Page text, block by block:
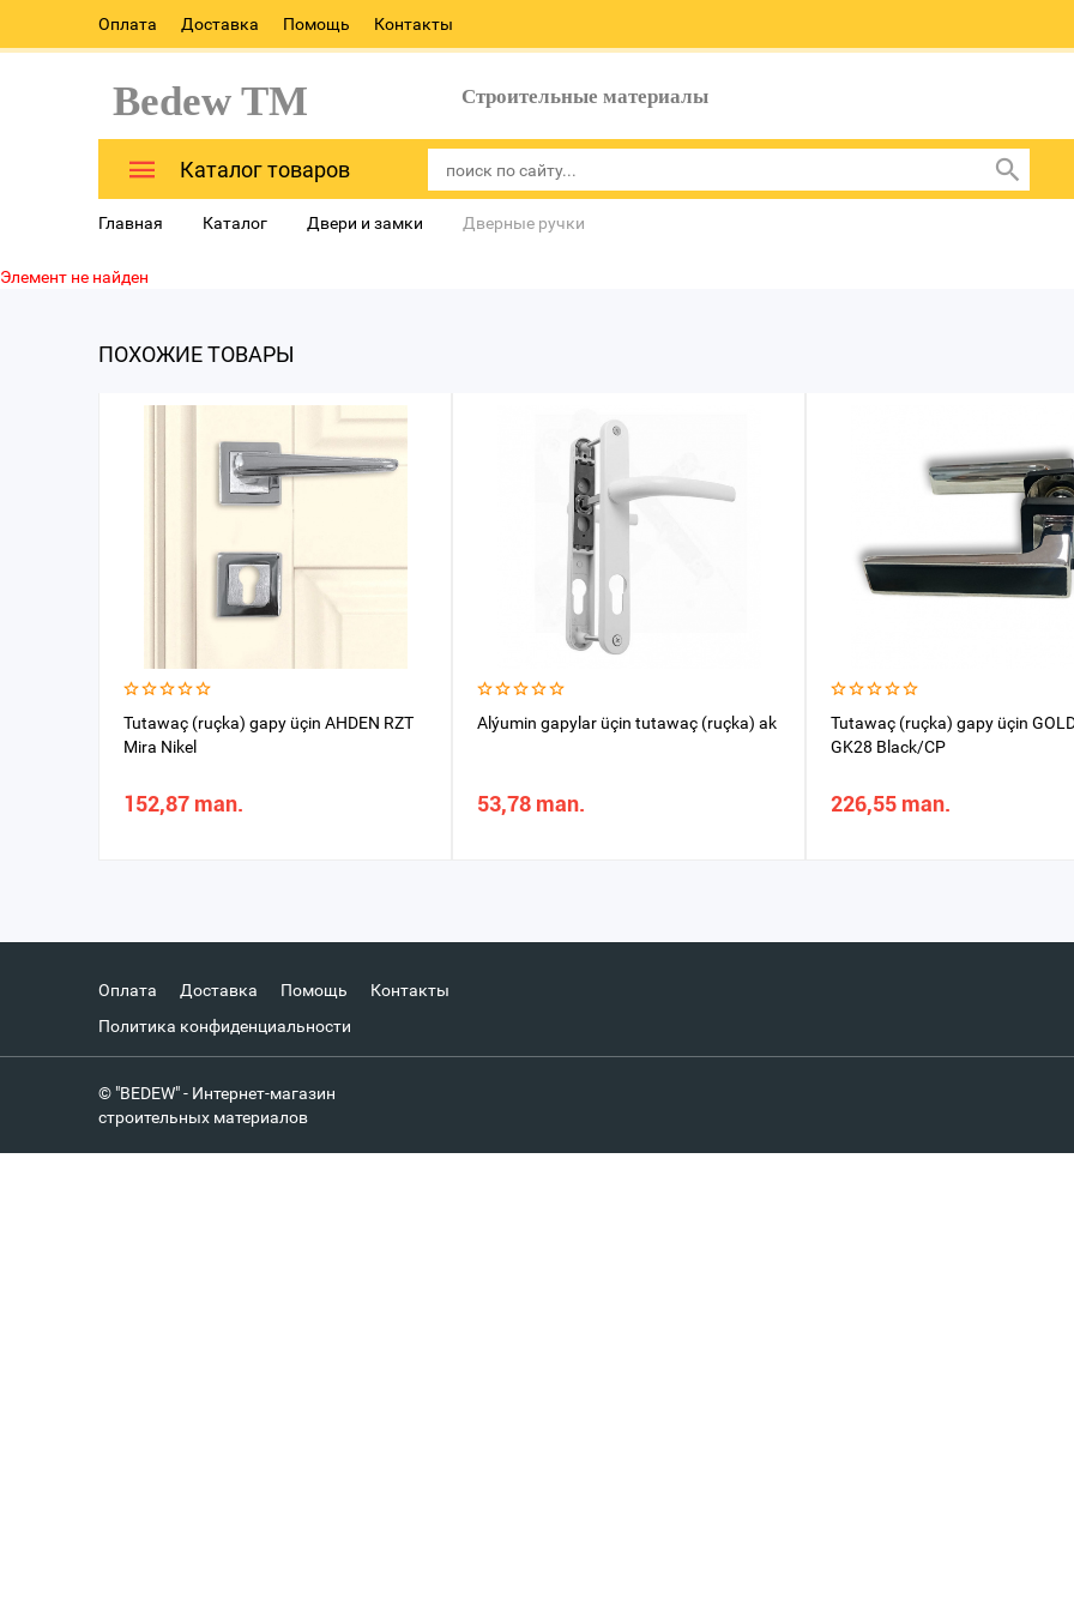
Оплата Доставка Помощь Контакты
Bedew TM Строительные материалы
Каталог товаров
Главная Каталог Двери и замки Дверные ручки
Элемент не найден
ПОХОЖИЕ ТОВАРЫ
Tutawaç (ruçka) gapy üçin AHDEN RZT
Mira Nikel
152,87 man.
Alýumin gapylar üçin tutawaç (ruçka) ak
53,78 man.
Tutawaç (ruçka) gapy üçin
GK28 Black/CP
226,55 man.
Оплата Доставка Помощь
Контакты
Политика конфиденциальности
© "BEDEW" - Интернет-магазин
строительных материалов